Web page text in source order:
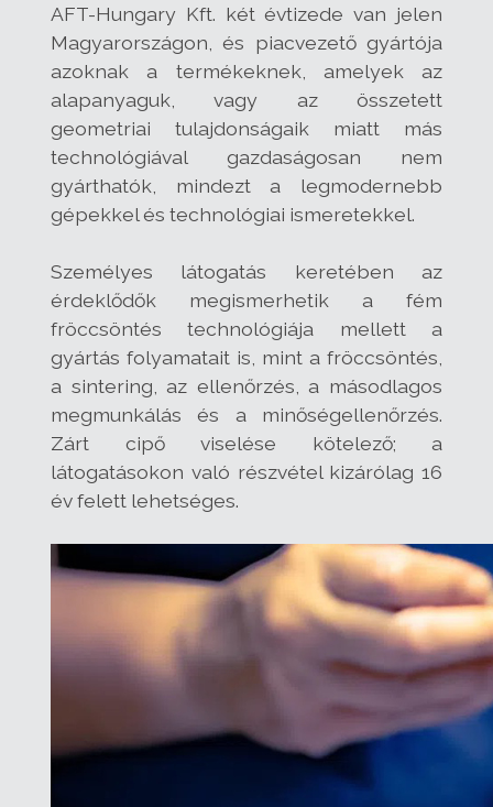
AFT-Hungary Kft. két évtizede van jelen
Magyarországon, és piacvezető gyártója
azoknak a termékeknek, amelyek az
alapanyaguk, vagy az összetett
geometriai tulajdonságaik miatt más
technológiával gazdaságosan nem
gyárthatók, mindezt a legmodernebb
gépekkel és technológiai ismeretekkel.
Személyes látogatás keretében az
érdeklődők megismerhetik a fém
fröccsöntés technológiája mellett a
gyártás folyamatait is, mint a fröccsöntés,
a sintering, az ellenőrzés, a másodlagos
megmunkálás és a minőségellenőrzés.
Zárt cipő viselése kötelező; a
látogatásokon való részvétel kizárólag 16
év felett lehetséges.